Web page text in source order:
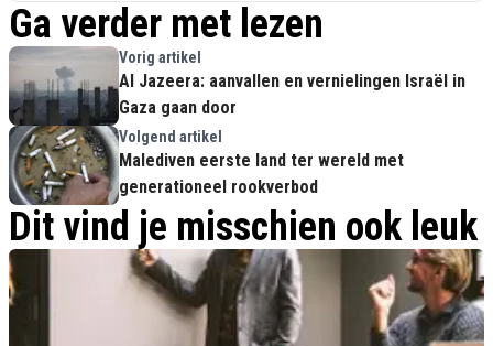
Ga verder met lezen
Vorig artikel
Al Jazeera: aanvallen en vernielingen Israël in
Gaza gaan door
Volgend artikel
Malediven eerste land ter wereld met
generationeel rookverbod
Dit vind je misschien ook leuk